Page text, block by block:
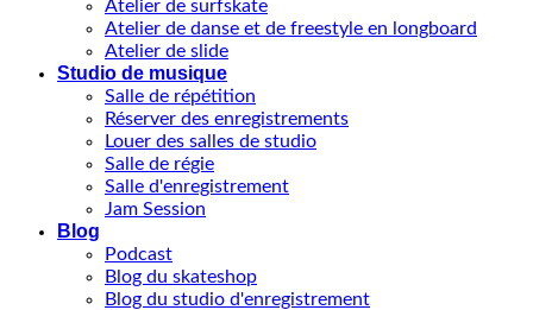
Atelier de surfskate
Atelier de danse et de freestyle en longboard
Atelier de slide
Studio de musique
Salle de répétition
Réserver des enregistrements
Louer des salles de studio
Salle de régie
Salle d'enregistrement
Jam Session
Blog
Podcast
Blog du skateshop
Blog du studio d'enregistrement